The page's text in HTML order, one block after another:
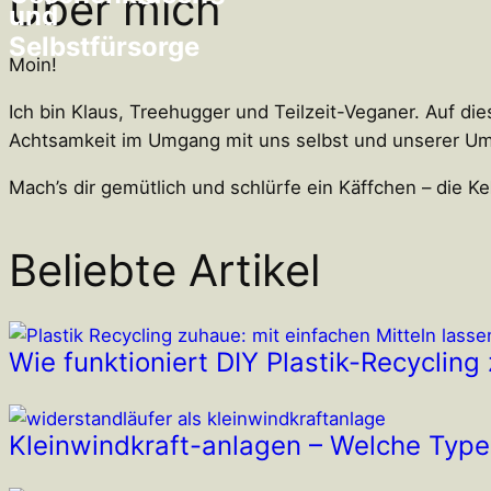
und
Selbstfürsorge
Moin!
Ich bin Klaus, Treehugger und Teilzeit-Veganer. Auf
Achtsamkeit im Umgang mit uns selbst und unserer
Mach’s dir gemütlich und schlürfe ein Käffchen – die
Beliebte Artikel
Wie funktioniert DIY Plastik-Recycling
Kleinwindkraft-anlagen – Welche